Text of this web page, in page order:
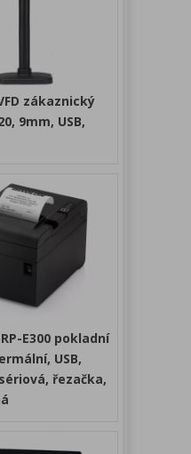
zákaznický
9mm, USB,
E300 pokladní
USB,
řezačka,